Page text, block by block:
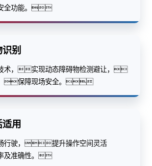
全功能。
别
术，实现动态障碍物检测避让，
，保障现场安全。
用
行驶，提升操作空间灵活
准确性。